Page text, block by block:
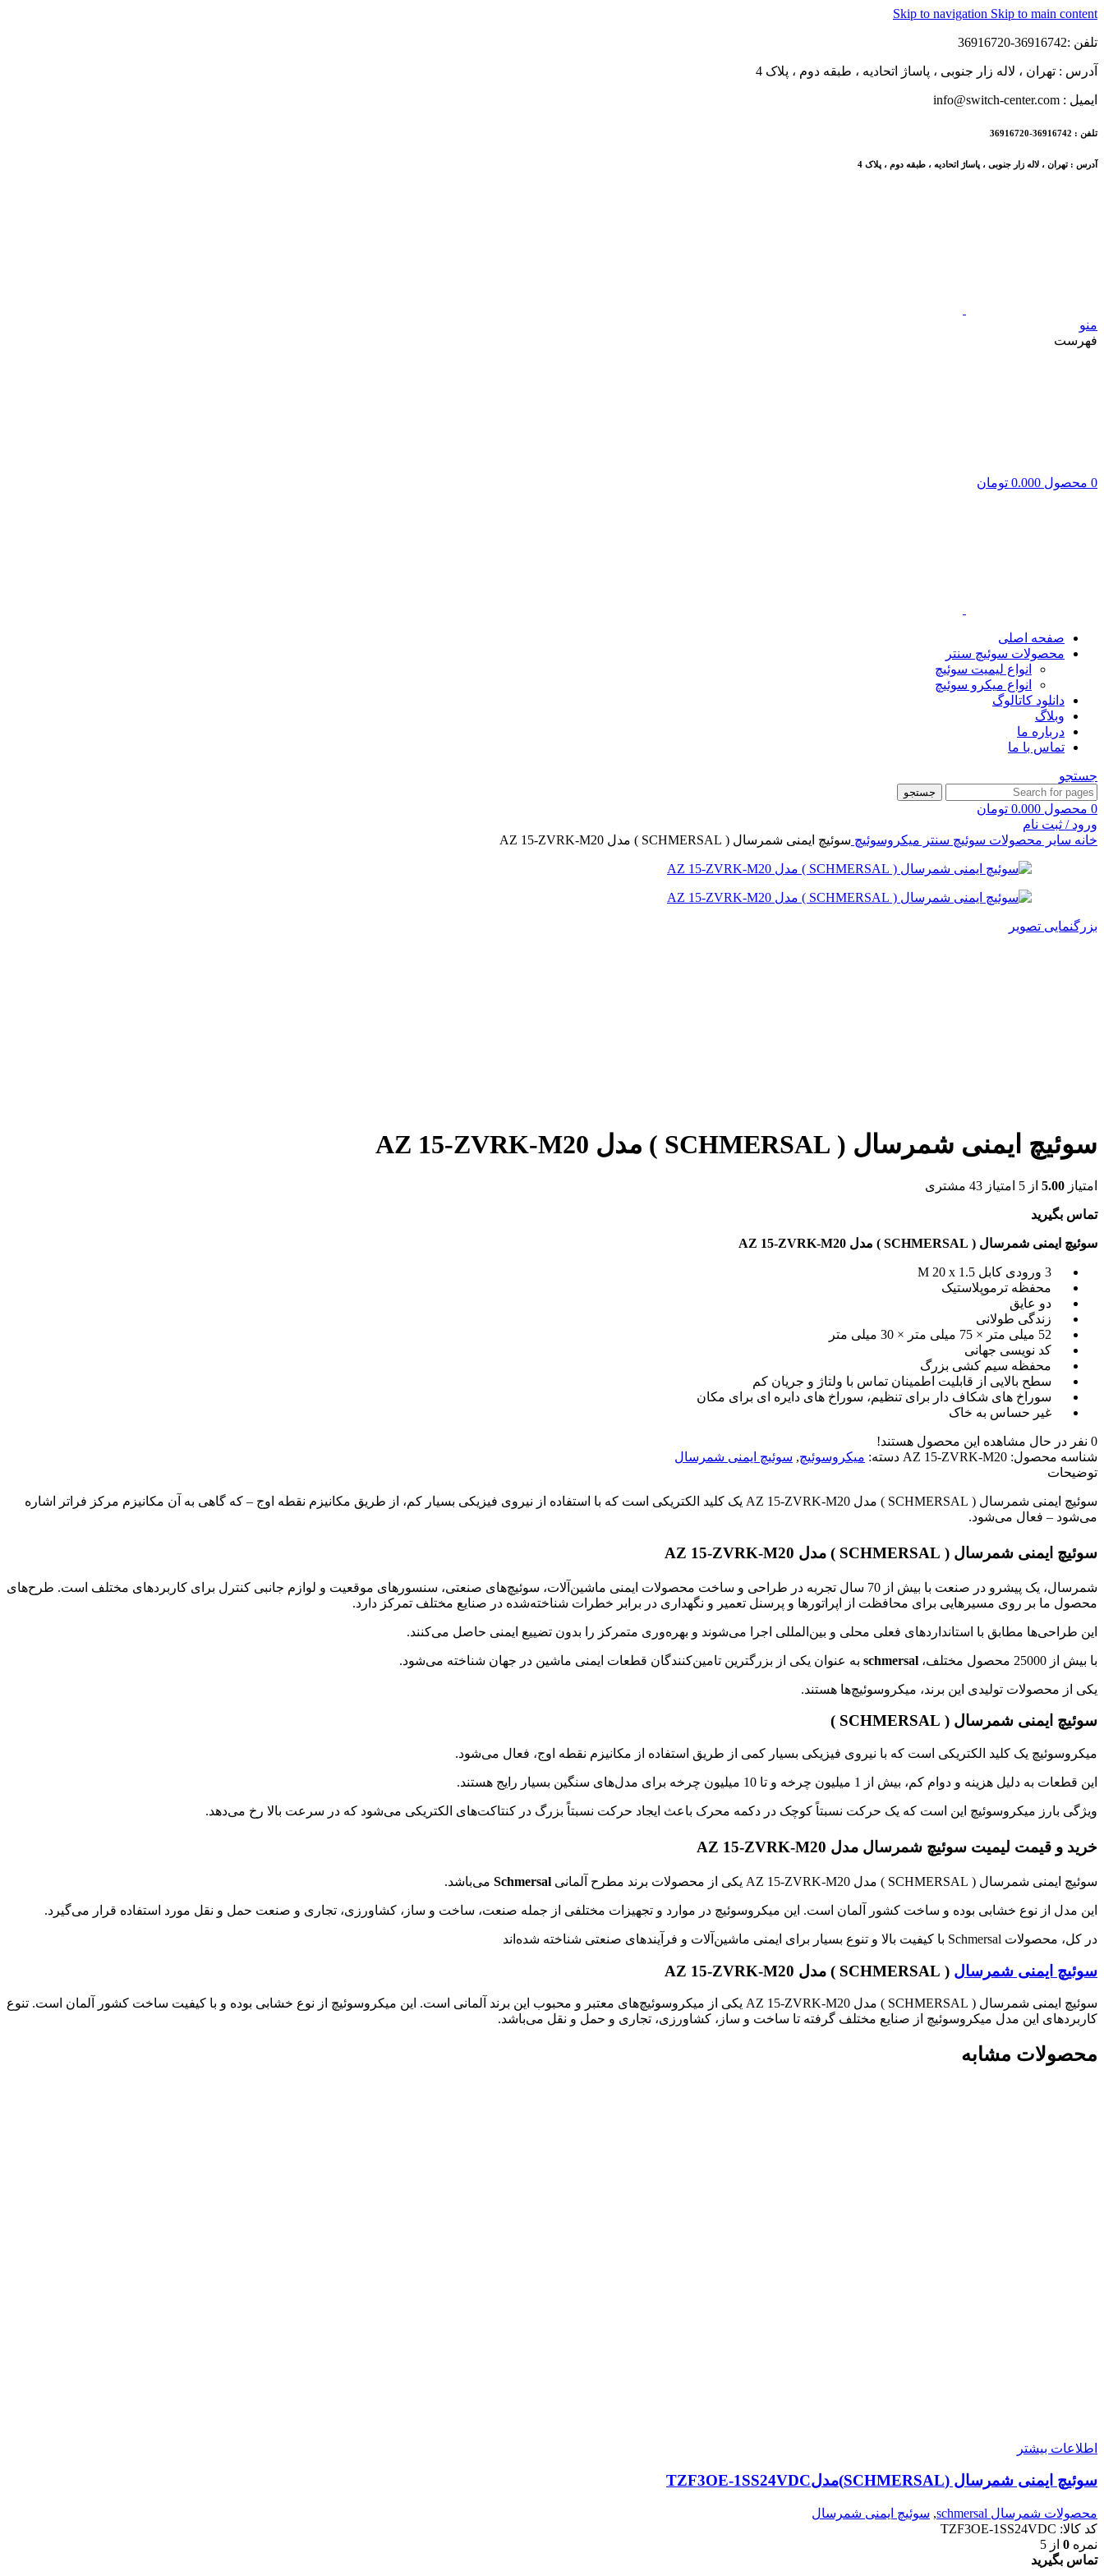
Skip to navigation Skip to main content
تلفن :36916742-36916720
آدرس : تهران ، لاله زار جنوبی ، پاساژ اتحادیه ، طبقه دوم ، پلاک 4
ایمیل : info@switch-center.com
تلفن : 36916742-36916720
آدرس : تهران ، لاله زار جنوبی ، پاساژ اتحادیه ، طبقه دوم ، پلاک 4
منو
فهرست
0 محصول 0.000 تومان
صفحه اصلی
محصولات سوئیچ سنتر
انواع لیمیت سوئیچ
انواع میکرو سوئیچ
دانلود کاتالوگ
وبلاگ
درباره ما
تماس با ما
جستجو
جستجو
0 محصول 0.000 تومان
ورود / ثبت نام
خانه سایر محصولات سوئیچ سنتر میکروسوئیچ سوئیچ ایمنی شمرسال ( SCHMERSAL ) مدل AZ 15-ZVRK-M20
بزرگنمایی تصویر
سوئیچ ایمنی شمرسال ( SCHMERSAL ) مدل AZ 15-ZVRK-M20
امتیاز 5.00 از 5 امتیاز 43 مشتری
تماس بگیرید
سوئیچ ایمنی شمرسال ( SCHMERSAL ) مدل AZ 15-ZVRK-M20
محفظه ترموپلاستیک
دو عایق
زندگی طولانی
کد نویسی جهانی
محفظه سیم کشی بزرگ
سطح بالایی از قابلیت اطمینان تماس با ولتاژ و جریان کم
سوراخ های شکاف دار برای تنظیم، سوراخ های دایره ای برای مکان
غیر حساس به خاک
0 نفر در حال مشاهده این محصول هستند!
شناسه محصول: AZ 15-ZVRK-M20 دسته: میکروسوئیچ, سوئیچ ایمنی شمرسال
توضیحات
سوئیچ ایمنی شمرسال ( SCHMERSAL ) مدل AZ 15-ZVRK-M20 یک کلید الکتریکی است که با استفاده از نیروی فیزیکی بسیار کم، از طریق مکانیزم نقطه اوج – که گاهی به آن مکانیزم مرکز فراتر اشاره
می‌شود – فعال می‌شود.
سوئیچ ایمنی شمرسال ( SCHMERSAL ) مدل AZ 15-ZVRK-M20
شمرسال، یک پیشرو در صنعت با بیش از 70 سال تجربه در طراحی و ساخت محصولات ایمنی ماشین‌آلات، سوئیچ‌های صنعتی، سنسورهای موقعیت و لوازم جانبی کنترل برای کاربردهای مختلف است. طرح‌های
محصول ما بر روی مسیرهایی برای محافظت از اپراتورها و پرسنل تعمیر و نگهداری در برابر خطرات شناخته‌شده در صنایع مختلف تمرکز دارد.
این طراحی‌ها مطابق با استانداردهای فعلی محلی و بین‌المللی اجرا می‌شوند و بهره‌وری متمرکز را بدون تضییع ایمنی حاصل می‌کنند.
با بیش از 25000 محصول مختلف، schmersal به عنوان یکی از بزرگترین تامین‌کنندگان قطعات ایمنی ماشین در جهان شناخته می‌شود.
یکی از محصولات تولیدی این برند، میکروسوئیچ‌ها هستند.
سوئیچ ایمنی شمرسال ( SCHMERSAL )
میکروسوئیچ یک کلید الکتریکی است که با نیروی فیزیکی بسیار کمی از طریق استفاده از مکانیزم نقطه اوج، فعال می‌شود.
این قطعات به دلیل هزینه و دوام کم، بیش از 1 میلیون چرخه و تا 10 میلیون چرخه برای مدل‌های سنگین بسیار رایج هستند.
ویژگی بارز میکروسوئیچ این است که یک حرکت نسبتاً کوچک در دکمه محرک باعث ایجاد حرکت نسبتاً بزرگ در کنتاکت‌های الکتریکی می‌شود که در سرعت بالا رخ می‌دهد.
خرید و قیمت لیمیت سوئیچ شمرسال مدل AZ 15-ZVRK-M20
سوئیچ ایمنی شمرسال ( SCHMERSAL ) مدل AZ 15-ZVRK-M20 یکی از محصولات برند مطرح آلمانی Schmersal می‌باشد.
این مدل از نوع خشابی بوده و ساخت کشور آلمان است. این میکروسوئیچ در موارد و تجهیزات مختلفی از جمله صنعت، ساخت و ساز، کشاورزی، تجاری و صنعت حمل و نقل مورد استفاده قرار می‌گیرد.
در کل، محصولات Schmersal با کیفیت بالا و تنوع بسیار برای ایمنی ماشین‌آلات و فرآیندهای صنعتی شناخته شده‌اند
سوئیچ ایمنی شمرسال ( SCHMERSAL ) مدل AZ 15-ZVRK-M20
سوئیچ ایمنی شمرسال ( SCHMERSAL ) مدل AZ 15-ZVRK-M20 یکی از میکروسوئیچ‌های معتبر و محبوب این برند آلمانی است. این میکروسوئیچ از نوع خشابی بوده و با کیفیت ساخت کشور آلمان است. تنوع
کاربردهای این مدل میکروسوئیچ از صنایع مختلف گرفته تا ساخت و ساز، کشاورزی، تجاری و حمل و نقل می‌باشد.
محصولات مشابه
اطلاعات بیشتر
سوئیچ ایمنی شمرسال (SCHMERSAL)مدلTZF3OE-1SS24VDC
محصولات شمرسال schmersal , سوئیچ ایمنی شمرسال
کد کالا: TZF3OE-1SS24VDC
نمره 0 از 5
تماس بگیرید